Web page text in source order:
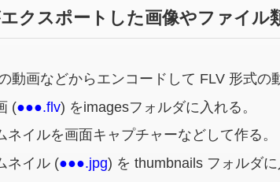
クスポートした画像やファイル
動画などからエンコードして FLV 形式の
(●●●.flv) をimagesフォルダに入れる。
ネイルを画面キャプチャーなどして作る。
ネイル (●●●.jpg) を thumbnails フォルダに